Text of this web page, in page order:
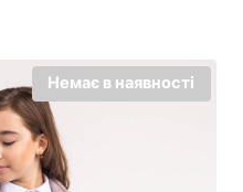
Немає в наявності